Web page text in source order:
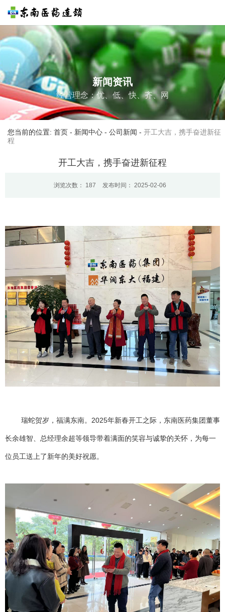
新闻资讯
经营理念：优、低、快、齐、网
您当前的位置: 首页 - 新闻中心 - 公司新闻 - 开工大吉，携手奋进新征
程
开工大吉，携手奋进新征程
浏览次数： 187 发布时间： 2025-02-06
瑞蛇贺岁，福满东南。2025年新春开工之际，东南医药集团董事
长余雄智、总经理余超等领导带着满面的笑容与诚挚的关怀，为每一
位员工送上了新年的美好祝愿。